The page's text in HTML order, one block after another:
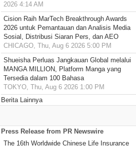
2026 4:14 AM
Cision Raih MarTech Breakthrough Awards
2026 untuk Pemantauan dan Analisis Media
Sosial, Distribusi Siaran Pers, dan AEO
CHICAGO, Thu, Aug 6 2026 5:00 PM
Shueisha Perluas Jangkauan Global melalui
MANGA MILLION, Platform Manga yang
Tersedia dalam 100 Bahasa
TOKYO, Thu, Aug 6 2026 1:00 PM
Berita Lainnya
Press Release from PR Newswire
The 16th Worldwide Chinese Life Insurance